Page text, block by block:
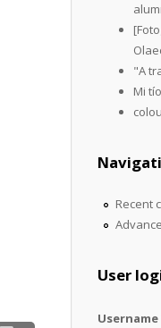
"A
Mi
Recent
User
Username